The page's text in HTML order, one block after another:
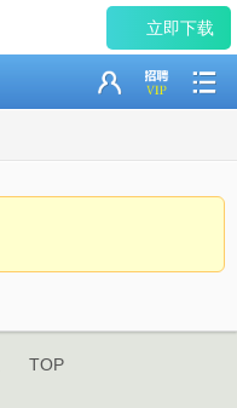
立即下载
TOP